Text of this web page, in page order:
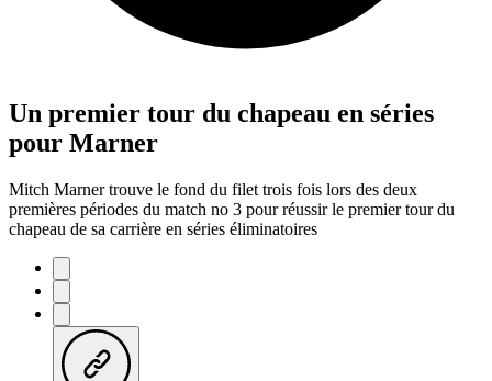
Un premier tour du chapeau en séries
pour Marner
Mitch Marner trouve le fond du filet trois fois lors des deux
premières périodes du match no 3 pour réussir le premier tour du
chapeau de sa carrière en séries éliminatoires